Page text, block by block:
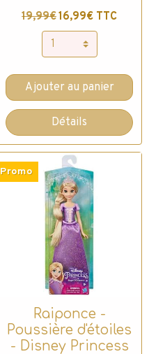
19,99€16,99€ TTC
Ajouter au panier
Détails
Promo
Raiponce -
Poussière d'étoiles
- Disney Princess